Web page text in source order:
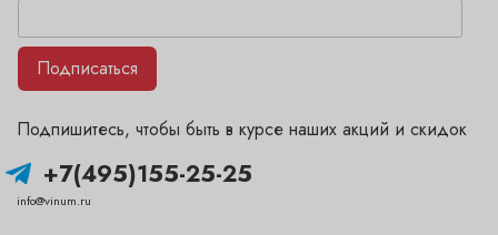
+7(495)155-25-25
info@vinum.ru
Подпишитесь, чтобы быть в курсе наших акций и скидок
Подписаться